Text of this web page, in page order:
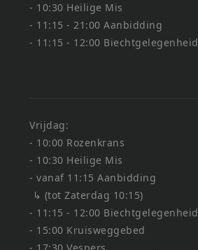
- 10:30 Heilige Mis
- 11:15 - 21:00 Aanbidding
- 11:15 - 12:00 Biechtgelegenheid
Vrijdag:
- 10:00 Rozenkrans
- 10:30 Heilige Mis
- vanaf 11:15 Aanbidding
↳ (tot Zaterdag 10:15)
- 11:15 - 12:00 Biechtgelegenheid
- 15:00 Kruisweggebed